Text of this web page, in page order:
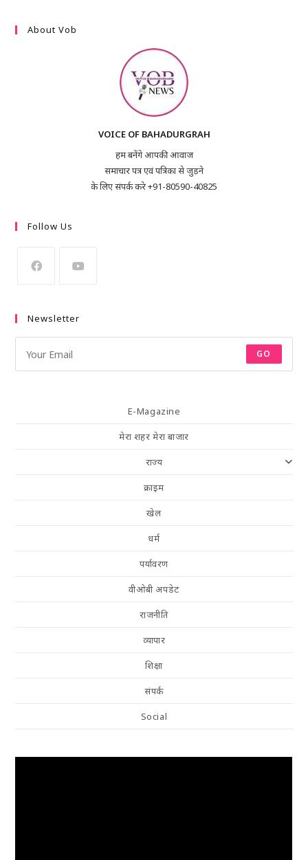
About Vob
VOICE OF BAHADURGRAH
हम बनेंगे आपकी आवाज
समाचार पत्र एवं पत्रिका से जुड़ने
के लिए संपर्क करे +91-80590-40825
Follow Us
Newsletter
GO
E-Magazine
मेरा शहर मेरा बाजार
राज्य
क्राइम
खेल
धर्म
पर्यावरण
वीओबी अपडेट
राजनीति
व्यापार
शिक्षा
संपर्क
Social